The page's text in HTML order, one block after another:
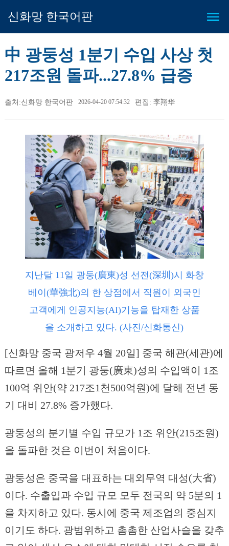
신화망 한국어판
中 광둥성 1분기 수입 사상 첫
217조원 돌파...27.8% 급증
출처:신화망 한국어판 2026-04-20 07:54:32 편집: 李翔华
지난달 11일 광둥(廣東)성 선전(深圳)시 화창
베이(華強北)의 한 상점에서 직원이 외국인
고객에게 인공지능(AI)기능을 탑재한 상품
을 소개하고 있다. (사진/신화통신)
[신화망 중국 광저우 4월 20일] 중국 해관(세관)에
따르면 올해 1분기 광둥(廣東)성의 수입액이 1조
100억 위안(약 217조1천500억원)에 달해 전년 동
기 대비 27.8% 증가했다.
광둥성의 분기별 수입 규모가 1조 위안(215조원)
을 돌파한 것은 이번이 처음이다.
광둥성은 중국을 대표하는 대외무역 대성(大省)
이다. 수출입과 수입 규모 모두 전국의 약 5분의 1
을 차지하고 있다. 동시에 중국 제조업의 중심지
이기도 하다. 광범위하고 촘촘한 산업사슬을 갖추